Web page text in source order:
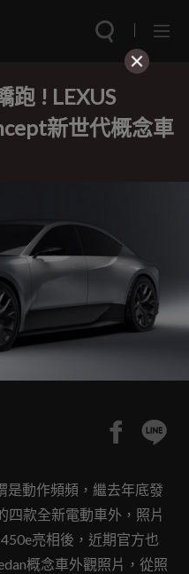
跑 ! LEXUS
新世代概念車
是動作頻頻，繼去年底發
四款全新電動車外，照片
亮相後，近期官方也
概念車外觀照片，從照